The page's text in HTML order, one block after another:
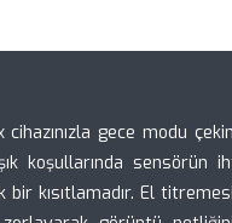
gece modu
koşullarında
bir kısıtlamadır. El